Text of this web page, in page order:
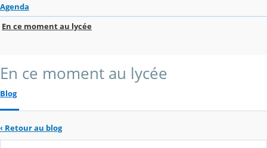
Agenda
En ce moment au lycée
En ce moment au lycée
Blog
‹ Retour au blog